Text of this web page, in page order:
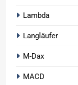
Lambda
Langläufer
M-Dax
MACD